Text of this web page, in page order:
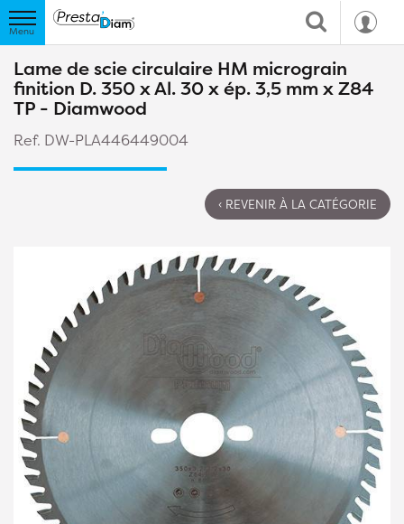
Lame de scie circulaire HM micrograin
finition D. 350 x Al. 30 x ép. 3,5 mm x Z84
TP - Diamwood
Ref. DW-PLA446449004
‹ REVENIR À LA CATÉGORIE